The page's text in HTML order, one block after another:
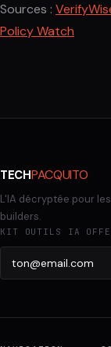
Sources :
Policy Watch
TECHPACQUITO
L'IA décryptée pour
builders.
KIT OUTILS IA